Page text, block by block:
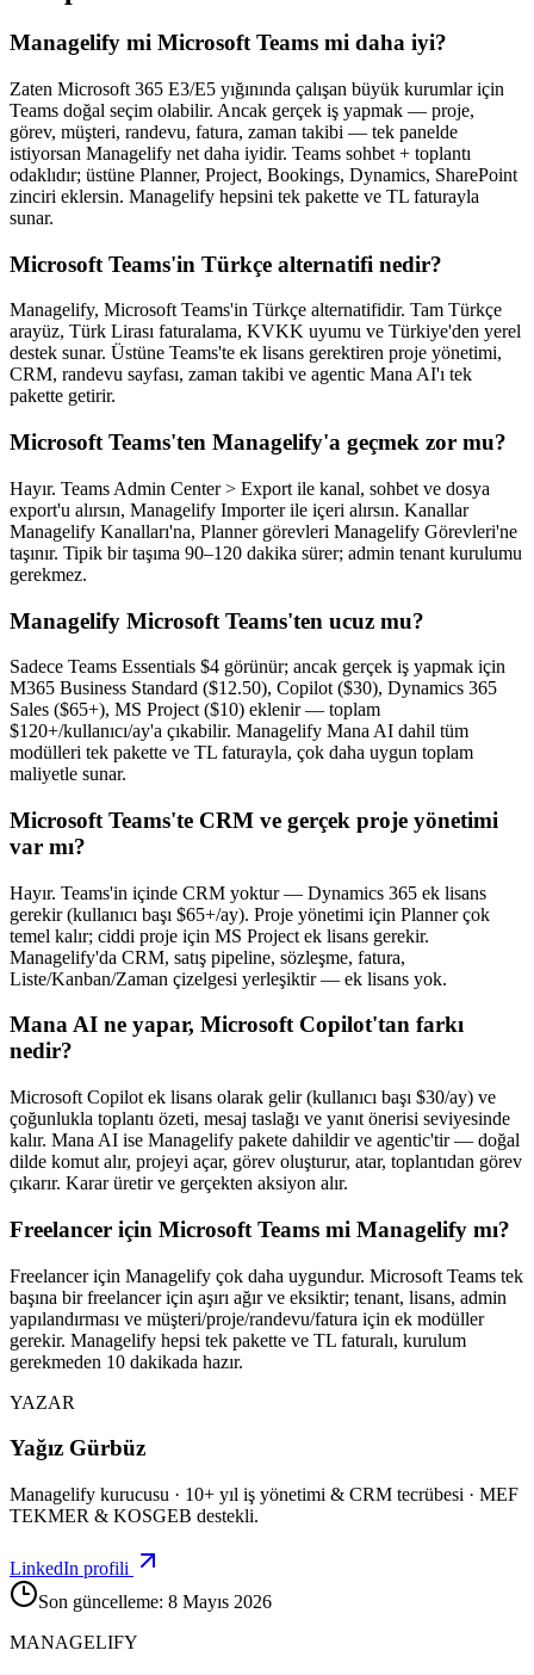
Managelify mi Microsoft Teams mi daha iyi?
Zaten Microsoft 365 E3/E5 yığınında çalışan büyük kurumlar için
Teams doğal seçim olabilir. Ancak gerçek iş yapmak — proje,
görev, müşteri, randevu, fatura, zaman takibi — tek panelde
istiyorsan Managelify net daha iyidir. Teams sohbet + toplantı
odaklıdır; üstüne Planner, Project, Bookings, Dynamics, SharePoint
zinciri eklersin. Managelify hepsini tek pakette ve TL faturayla
sunar.
Microsoft Teams'in Türkçe alternatifi nedir?
Managelify, Microsoft Teams'in Türkçe alternatifidir. Tam Türkçe
arayüz, Türk Lirası faturalama, KVKK uyumu ve Türkiye'den yerel
destek sunar. Üstüne Teams'te ek lisans gerektiren proje yönetimi,
CRM, randevu sayfası, zaman takibi ve agentic Mana AI'ı tek
pakette getirir.
Microsoft Teams'ten Managelify'a geçmek zor mu?
Hayır. Teams Admin Center > Export ile kanal, sohbet ve dosya
export'u alırsın, Managelify Importer ile içeri alırsın. Kanallar
Managelify Kanalları'na, Planner görevleri Managelify Görevleri'ne
taşınır. Tipik bir taşıma 90–120 dakika sürer; admin tenant kurulumu
gerekmez.
Managelify Microsoft Teams'ten ucuz mu?
Sadece Teams Essentials $4 görünür; ancak gerçek iş yapmak için
M365 Business Standard ($12.50), Copilot ($30), Dynamics 365
Sales ($65+), MS Project ($10) eklenir — toplam
$120+/kullanıcı/ay'a çıkabilir. Managelify Mana AI dahil tüm
modülleri tek pakette ve TL faturayla, çok daha uygun toplam
maliyetle sunar.
Microsoft Teams'te CRM ve gerçek proje yönetimi
var mı?
Hayır. Teams'in içinde CRM yoktur — Dynamics 365 ek lisans
gerekir (kullanıcı başı $65+/ay). Proje yönetimi için Planner çok
temel kalır; ciddi proje için MS Project ek lisans gerekir.
Managelify'da CRM, satış pipeline, sözleşme, fatura,
Liste/Kanban/Zaman çizelgesi yerleşiktir — ek lisans yok.
Mana AI ne yapar, Microsoft Copilot'tan farkı
nedir?
Microsoft Copilot ek lisans olarak gelir (kullanıcı başı $30/ay) ve
çoğunlukla toplantı özeti, mesaj taslağı ve yanıt önerisi seviyesinde
kalır. Mana AI ise Managelify pakete dahildir ve agentic'tir — doğal
dilde komut alır, projeyi açar, görev oluşturur, atar, toplantıdan görev
çıkarır. Karar üretir ve gerçekten aksiyon alır.
Freelancer için Microsoft Teams mi Managelify mı?
Freelancer için Managelify çok daha uygundur. Microsoft Teams tek
başına bir freelancer için aşırı ağır ve eksiktir; tenant, lisans, admin
yapılandırması ve müşteri/proje/randevu/fatura için ek modüller
gerekir. Managelify hepsi tek pakette ve TL faturalı, kurulum
gerekmeden 10 dakikada hazır.
YAZAR
Yağız Gürbüz
Managelify kurucusu · 10+ yıl iş yönetimi & CRM tecrübesi · MEF
TEKMER & KOSGEB destekli.
LinkedIn profili
Son güncelleme: 8 Mayıs 2026
MANAGELIFY